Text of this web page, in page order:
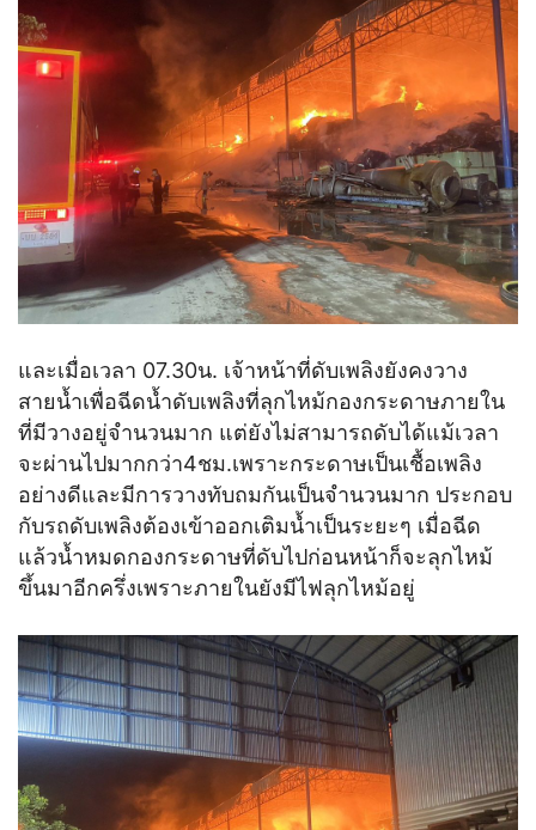
และเมื่อเวลา 07.30น. เจ้าหน้าที่ดับเพลิงยังคงวาง
สายน้ำเพื่อฉีดน้ำดับเพลิงที่ลุกไหม้กองกระดาษภายใน
ที่มีวางอยู่จำนวนมาก แต่ยังไม่สามารถดับได้แม้เวลา
จะผ่านไปมากกว่า4ชม.เพราะกระดาษเป็นเชื้อเพลิง
อย่างดีและมีการวางทับถมกันเป็นจำนวนมาก ประกอบ
กับรถดับเพลิงต้องเข้าออกเติมน้ำเป็นระยะๆ เมื่อฉีด
แล้วน้ำหมดกองกระดาษที่ดับไปก่อนหน้าก็จะลุกไหม้
ขึ้นมาอีกครึ่งเพราะภายในยังมีไฟลุกไหม้อยู่